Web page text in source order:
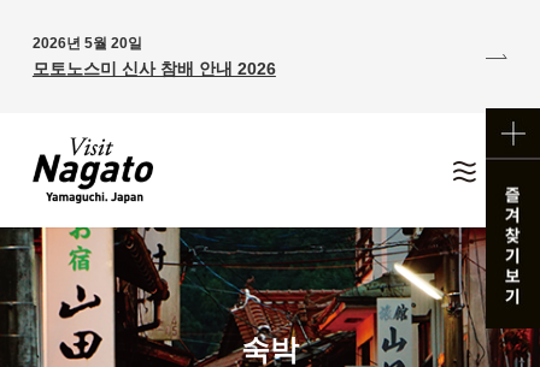
2026년 5월 20일
모토노스미 신사 참배 안내 2026
숙박